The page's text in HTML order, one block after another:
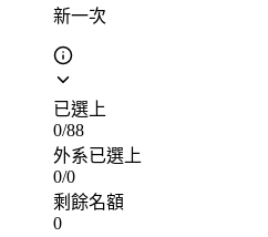
新一次
已選上
0/88
外系已選上
0/0
剩餘名額
0